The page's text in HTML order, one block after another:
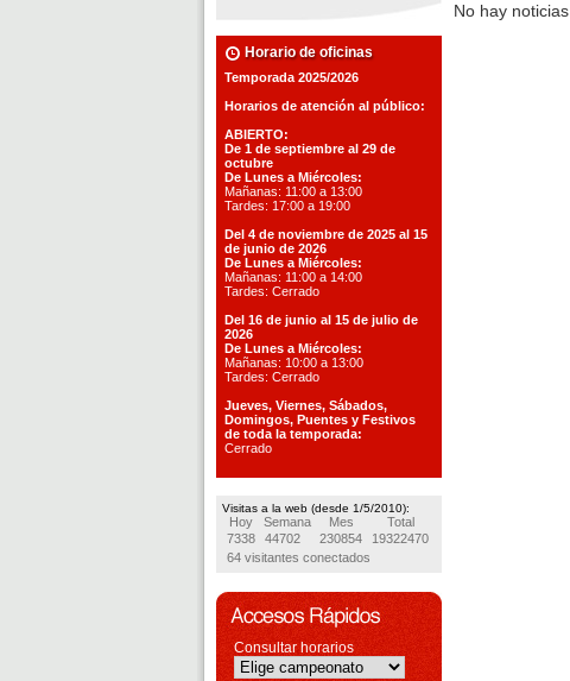
Horario de oficinas
Temporada 2025/2026
Horarios de atención al público:
ABIERTO:
De 1 de septiembre al 29 de
octubre
De Lunes a Miércoles:
Mañanas: 11:00 a 13:00
Tardes: 17:00 a 19:00
Del 4 de noviembre de 2025 al 15
de junio de 2026
De Lunes a Miércoles:
Mañanas: 11:00 a 14:00
Tardes: Cerrado
Del 16 de junio al 15 de julio de
2026
De Lunes a Miércoles:
Mañanas: 10:00 a 13:00
Tardes: Cerrado
Jueves, Viernes, Sábados,
Domingos, Puentes y Festivos
de toda la temporada:
Cerrado
Visitas a la web (desde 1/5/2010):
Hoy Semana Mes
Total
7338
44702 230854
19322470
64 visitantes conectados
Consultar horarios
No hay